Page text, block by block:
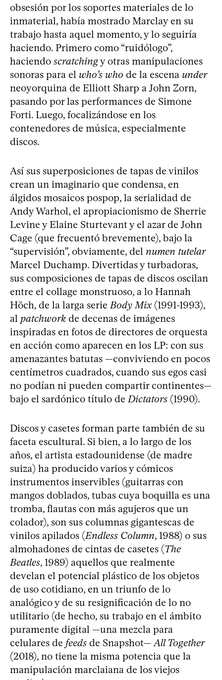
obsesión por los soportes materiales de lo
inmaterial, había mostrado Marclay en su
trabajo hasta aquel momento, y lo seguiría
haciendo. Primero como “ruidólogo”,
haciendo scratchingy otras manipulaciones
sonoras para el who’s who de la escena under
neoyorquina de Elliott Sharp a John Zorn,
pasando por las performances de Simone
Forti. Luego, focalizándose en los
contenedores de música, especialmente
discos.
Así sus superposiciones de tapas de vinilos
crean un imaginario que condensa, en
álgidos mosaicos pospop, la serialidad de
Andy Warhol, el apropiacionismo de Sherrie
Levine y Elaine Sturtevant y el azar de John
Cage (que frecuentó brevemente), bajo la
“supervisión”, obviamente, del numen tutelar
Marcel Duchamp. Divertidas y turbadoras,
sus composiciones de tapas de discos oscilan
entre el collage monstruoso, a lo Hannah
Höch, de la larga serieBody Mix(1991-1993),
al patchwork de decenas de imágenes
inspiradas en fotos de directores de orquesta
en acción como aparecen en los LP: con sus
amenazantes batutas —conviviendo en pocos
centímetros cuadrados, cuando sus egos casi
no podían ni pueden compartir continentes—
bajo el sardónico título deDictators (1990).
Discos y casetes forman parte también de su
faceta escultural. Si bien, a lo largo de los
años, el artista estadounidense (de madre
suiza) ha producido varios y cómicos
instrumentos inservibles (guitarras con
mangos doblados, tubas cuya boquilla es una
tromba, flautas con más agujeros que un
colador), son sus columnas gigantescas de
vinilos apilados (Endless Column, 1988) o sus
almohadones de cintas de casetes (The
Beatles, 1989) aquellos que realmente
develan el potencial plástico de los objetos
de uso cotidiano, en un triunfo de lo
analógico y de su resignificación de lo no
utilitario (de hecho, su trabajo en el ámbito
puramente digital —una mezcla para
celulares de feeds de Snapshot—All Together
(2018), no tiene la misma potencia que la
manipulación marclaiana de los viejos